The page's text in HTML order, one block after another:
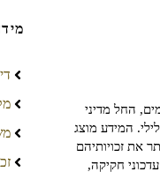
החל מדיני
המידע מוצג
את זכויותיהם
חקיקה,